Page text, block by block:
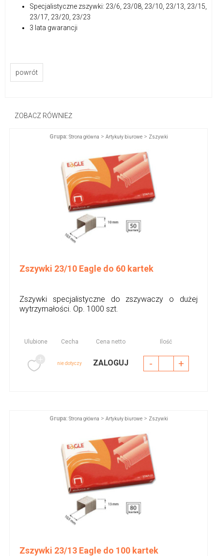
Specjalistyczne zszywki: 23/6, 23/08, 23/10, 23/13, 23/15,
23/17, 23/20, 23/23
3 lata gwarancji
powrót
ZOBACZ RÓWNIEŻ
Grupa: Strona główna > Artykuły biurowe> Zszywki
Zszywki 23/10 Eagle do 60 kartek
Zszywki specjalistyczne do zszywaczy o dużej
wytrzymałości. Op. 1000 szt.
Ulubione Cecha Cena netto Ilość
nie dotyczy ZALOGUJ - +
Grupa: Strona główna > Artykuły biurowe> Zszywki
Zszywki 23/13 Eagle do 100 kartek